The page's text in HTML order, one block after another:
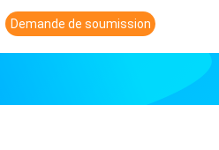
Demande de soumission